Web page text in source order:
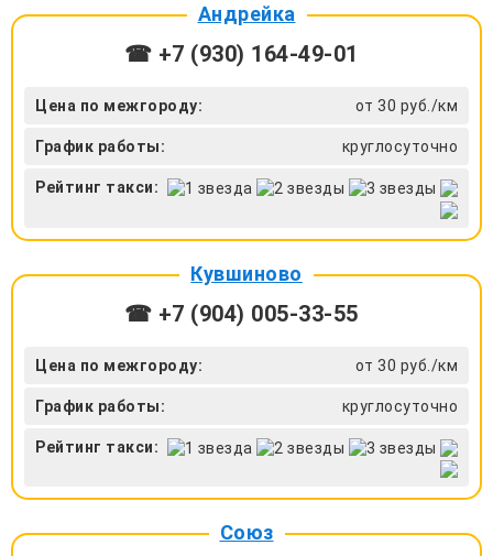
Андрейка
☎ +7 (930) 164-49-01
Цена по межгороду: от 30 руб./км
График работы: круглосуточно
Рейтинг такси:
Кувшиново
☎ +7 (904) 005-33-55
Цена по межгороду: от 30 руб./км
График работы: круглосуточно
Рейтинг такси:
Союз